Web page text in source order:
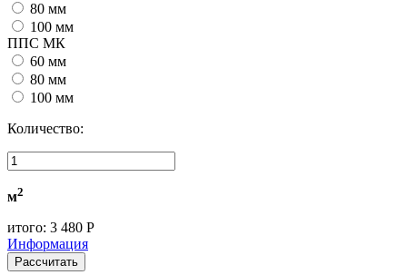
80 мм
100 мм
ППС МК
60 мм
80 мм
100 мм
Количество:
м2
итого: 3 480 Р
Информация
Рассчитать